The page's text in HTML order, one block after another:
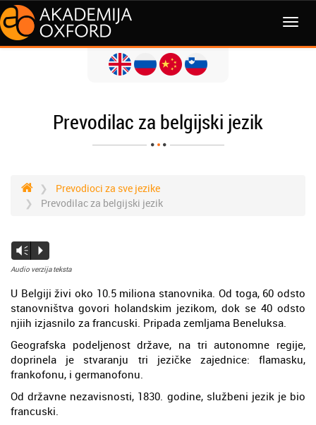
Prevodilac za belgijski jezik
Prevodioci za sve jezike
Prevodilac za belgijski jezik
Vm
P
Audio verzija teksta
U Belgiji živi oko 10.5 miliona stanovnika. Od toga, 60 odsto
stanovništva govori holandskim jezikom, dok se 40 odsto
njiih izjasnilo za francuski. Pripada zemljama Beneluksa.
Geografska podeljenost države, na tri autonomne regije,
doprinela je stvaranju tri jezičke zajednice: flamasku,
frankofonu, i germanofonu.
Od državne nezavisnosti, 1830. godine, službeni jezik je bio
francuski.